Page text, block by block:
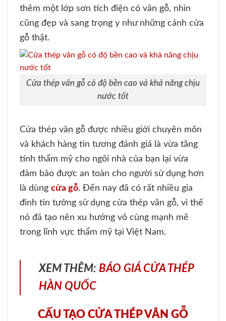
thêm một lớp sơn tích điện có vân gỗ, nhìn
cũng đẹp và sang trọng y như những cánh cửa
gỗ thật.
Cửa thép vân gỗ có độ bền cao và khả năng chịu
nước tốt
Cửa thép vân gỗ được nhiều giới chuyên môn
và khách hàng tin tương đánh giá là vừa tăng
tính thẩm mỹ cho ngôi nhà của bạn lại vừa
đảm bảo được an toàn cho người sử dụng hơn
là dùng cửa gỗ. Đến nay đã có rất nhiều gia
đình tin tưởng sử dụng cửa thép vân gỗ, vì thế
nó đã tạo nên xu hướng vô cùng mạnh mẽ
trong lĩnh vực thẩm mỹ tại Việt Nam.
XEM THÊM: BÁO GIÁ CỬA THÉP
HÀN QUỐC
CẤU TẠO CỬA THÉP VÂN GỖ